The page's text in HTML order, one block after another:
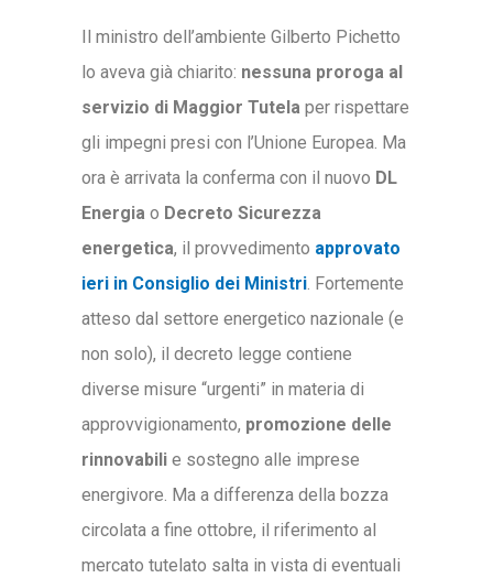
Il ministro dell’ambiente Gilberto Pichetto
lo aveva già chiarito: nessuna proroga al
servizio di Maggior Tutelaper rispettare
gli impegni presi con l’Unione Europea. Ma
ora è arrivata la conferma con il nuovo DL
Energiao Decreto Sicurezza
energetica, il provvedimento approvato
ieri in Consiglio dei Ministri. Fortemente
atteso dal settore energetico nazionale (e
non solo), il decreto legge contiene
diverse misure “urgenti” in materia di
approvvigionamento, promozione delle
rinnovabilie sostegno alle imprese
energivore. Ma a differenza della bozza
circolata a fine ottobre, il riferimento al
mercato tutelato salta in vista di eventuali